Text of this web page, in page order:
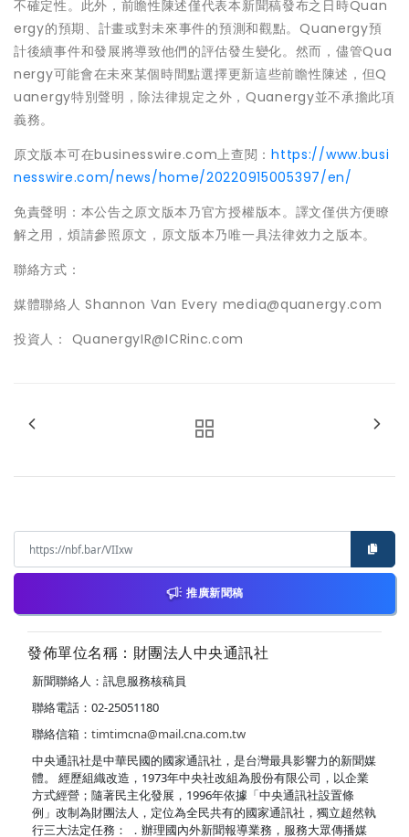
不確定性。此外，前瞻性陳述僅代表本新聞稿發布之日時Quan
ergy的預期、計畫或對未來事件的預測和觀點。Quanergy預
計後續事件和發展將導致他們的評估發生變化。然而，儘管Qua
nergy可能會在未來某個時間點選擇更新這些前瞻性陳述，但Q
uanergy特別聲明，除法律規定之外，Quanergy並不承擔此項
義務。
原文版本可在businesswire.com上查閱：https://www.busi
nesswire.com/news/home/20220915005397/en/
免責聲明：本公告之原文版本乃官方授權版本。譯文僅供方便瞭
解之用，煩請參照原文，原文版本乃唯一具法律效力之版本。
聯絡方式：
媒體聯絡人 Shannon Van Every media@quanergy.com
投資人： QuanergyIR@ICRinc.com
推廣新聞稿
發佈單位名稱：財團法人中央通訊社
新聞聯絡人：訊息服務核稿員
聯絡電話：02-25051180
聯絡信箱： timtimcna@mail.cna.com.tw
中央通訊社是中華民國的國家通訊社，是台灣最具影響力的新聞媒
體。 經歷組織改造，1973年中央社改組為股份有限公司，以企業
方式經營；隨著民主化發展，1996年依據「中央通訊社設置條
例」改制為財團法人，定位為全民共有的國家通訊社，獨立超然執
行三大法定任務： ．辦理國內外新聞報導業務，服務大眾傳播媒